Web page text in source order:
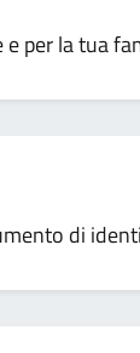
per la tua
di